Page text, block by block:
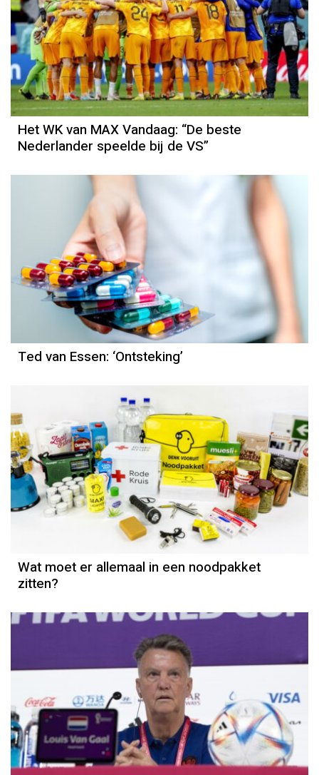
Het WK van MAX Vandaag: “De beste
Nederlander speelde bij de VS”
Column
Ted van Essen
Ted van Essen: ‘Ontsteking’
Wat moet er allemaal in een noodpakket
zitten?